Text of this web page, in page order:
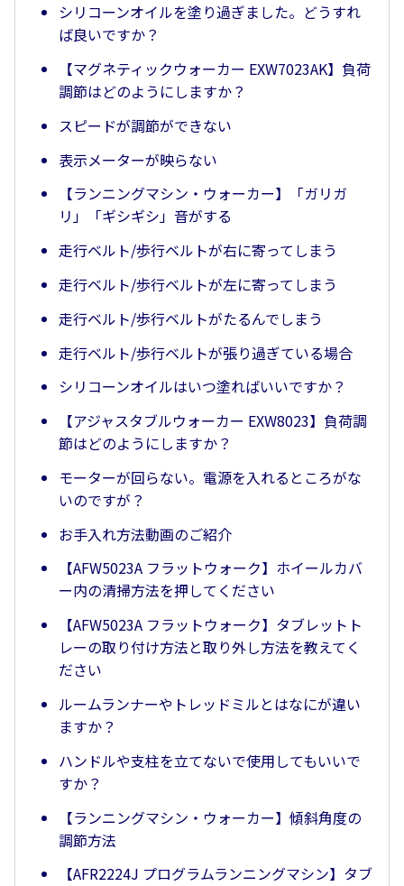
シリコーンオイルを塗り過ぎました。どうすれ
ば良いですか？
【マグネティックウォーカー EXW7023AK】負荷
調節はどのようにしますか？
スピードが調節ができない
表示メーターが映らない
【ランニングマシン・ウォーカー】「ガリガ
リ」「ギシギシ」音がする
走行ベルト/歩行ベルトが右に寄ってしまう
走行ベルト/歩行ベルトが左に寄ってしまう
走行ベルト/歩行ベルトがたるんでしまう
走行ベルト/歩行ベルトが張り過ぎている場合
シリコーンオイルはいつ塗ればいいですか？
【アジャスタブルウォーカー EXW8023】負荷調
節はどのようにしますか？
モーターが回らない。電源を入れるところがな
いのですが？
お手入れ方法動画のご紹介
【AFW5023A フラットウォーク】ホイールカバ
ー内の清掃方法を押してください
【AFW5023A フラットウォーク】タブレットト
レーの取り付け方法と取り外し方法を教えてく
ださい
ルームランナーやトレッドミルとはなにが違い
ますか？
ハンドルや支柱を立てないで使用してもいいで
すか？
【ランニングマシン・ウォーカー】傾斜角度の
調節方法
【AFR2224J プログラムランニングマシン】タブ